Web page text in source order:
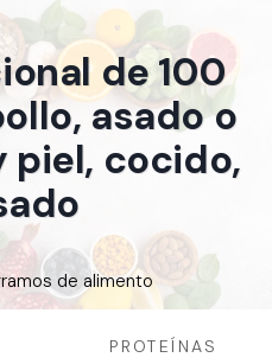
de 100
asado o
piel, cocido,
de alimento
PROTEÍNAS